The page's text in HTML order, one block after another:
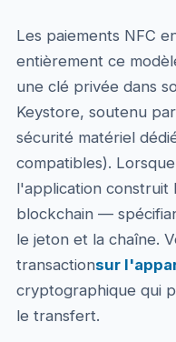
Les paiements NFC
entièrement ce
une clé privée dans
Keystore, soutenu
sécurité matériel
compatibles).
l'application construit
blockchain —
le jeton et la chaîne.
transactionsur
cryptographique qui
le transfert.